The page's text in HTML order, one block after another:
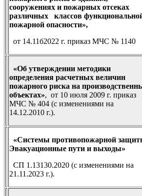
сооружениях и пожарных отсеках
различных классов
пожарной опасности»,
от 14.11б2022 г. приказ МЧС № 1140
«Об утверждении методики
определения расчетных величин
пожарного риска на
объектах», от 10 июля 2009 г. приказ
МЧС № 404 (с изменениями на
14.12.2010 г.).
«Системы противопожарной
Эвакуационные пути и выходы»
СП 1.13130.2020 (с изменениями на
21.11.2023 г.).